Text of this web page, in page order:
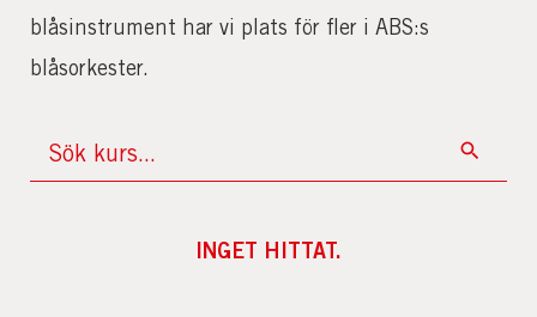
blåsinstrument har vi plats för fler i ABS:s
blåsorkester.
INGET HITTAT.